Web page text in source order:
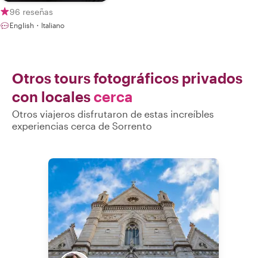
96 reseñas
English・Italiano
Otros tours fotográficos privados
con localescerca
Otros viajeros disfrutaron de estas increíbles
experiencias cerca de Sorrento